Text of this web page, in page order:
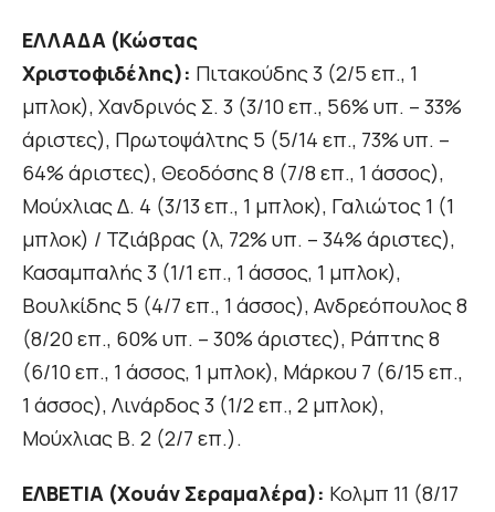
ΕΛΛΑΔΑ (Κώστας
Χριστοφιδέλης): Πιτακούδης 3 (2/5 επ., 1
μπλοκ), Χανδρινός Σ. 3 (3/10 επ., 56% υπ. – 33%
άριστες), Πρωτοψάλτης 5 (5/14 επ., 73% υπ. –
64% άριστες), Θεοδόσης 8 (7/8 επ., 1 άσσος),
Μούχλιας Δ. 4 (3/13 επ., 1 μπλοκ), Γαλιώτος 1 (1
μπλοκ) / Τζιάβρας (λ, 72% υπ. – 34% άριστες),
Κασαμπαλής 3 (1/1 επ., 1 άσσος, 1 μπλοκ),
Βουλκίδης 5 (4/7 επ., 1 άσσος), Ανδρεόπουλος 8
(8/20 επ., 60% υπ. – 30% άριστες), Ράπτης 8
(6/10 επ., 1 άσσος, 1 μπλοκ), Μάρκου 7 (6/15 επ.,
1 άσσος), Λινάρδος 3 (1/2 επ., 2 μπλοκ),
Μούχλιας Β. 2 (2/7 επ.).
ΕΛΒΕΤΙΑ (Χουάν Σεραμαλέρα): Κολμπ 11 (8/17